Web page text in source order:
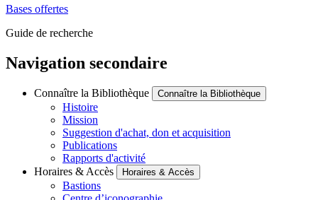
Bases offertes
Guide de recherche
Navigation secondaire
Connaître la Bibliothèque Connaître la Bibliothèque
Histoire
Mission
Suggestion d'achat, don et acquisition
Publications
Rapports d'activité
Horaires & Accès
Horaires & Accès
Bastions